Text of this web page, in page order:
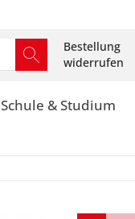
Bestellung
widerrufen
Schule & Studium